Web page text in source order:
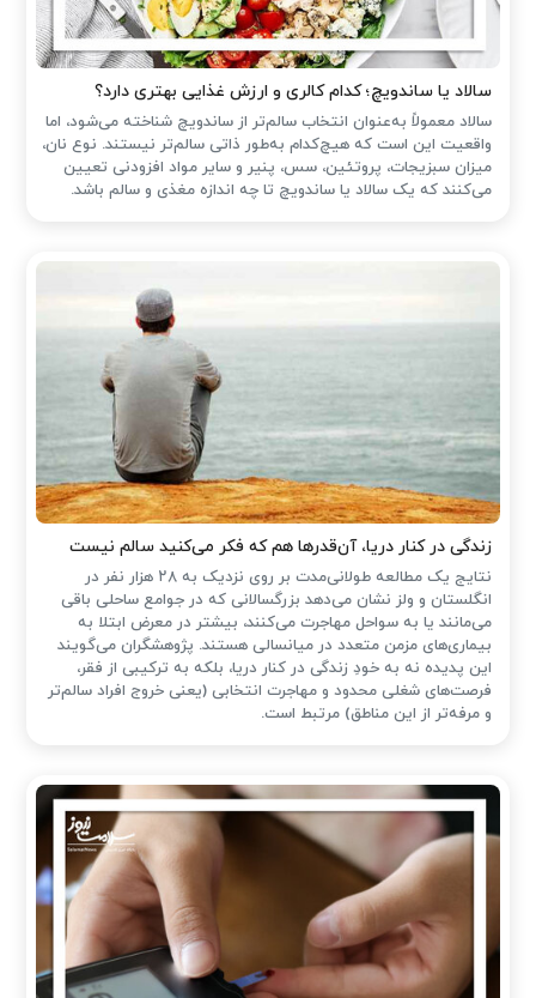
سالاد یا ساندویچ؛ کدام کالری و ارزش غذایی بهتری دارد؟
سالاد معمولاً به‌عنوان انتخاب سالم‌تر از ساندویچ شناخته می‌شود، اما
واقعیت این است که هیچ‌کدام به‌طور ذاتی سالم‌تر نیستند. نوع نان،
میزان سبزیجات، پروتئین، سس، پنیر و سایر مواد افزودنی تعیین
می‌کنند که یک سالاد یا ساندویچ تا چه اندازه مغذی و سالم باشد.
زندگی در کنار دریا، آن‌قدرها هم که فکر می‌کنید سالم نیست
نتایج یک مطالعه طولانی‌مدت بر روی نزدیک به ۲۸ هزار نفر در
انگلستان و ولز نشان می‌دهد بزرگسالانی که در جوامع ساحلی باقی
می‌مانند یا به سواحل مهاجرت می‌کنند، بیشتر در معرض ابتلا به
بیماری‌های مزمن متعدد در میانسالی هستند. پژوهشگران می‌گویند
این پدیده نه به خودِ زندگی در کنار دریا، بلکه به ترکیبی از فقر،
فرصت‌های شغلی محدود و مهاجرت انتخابی (یعنی خروج افراد سالم‌تر
و مرفه‌تر از این مناطق) مرتبط است.